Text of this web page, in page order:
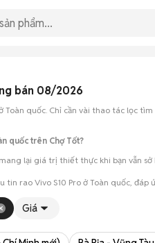
bán 08/2026
Toàn quốc. Chỉ cần vài thao tác lọc
quốc trên Chợ Tốt?
lại giá trị thiết thực khi bạn vẫn
rao Vivo S10 Pro ở Toàn quốc,
nơi xem xét cẩn thận, test loa,
Giá